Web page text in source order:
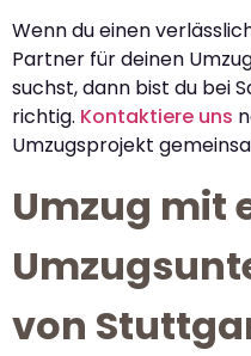
Wenn du einen
Partner für deinen
suchst, dann bist du bei
richtig. Kontaktiere uns
Umzugsprojekt
Umzug mit
von